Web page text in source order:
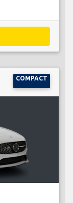
COMPACT